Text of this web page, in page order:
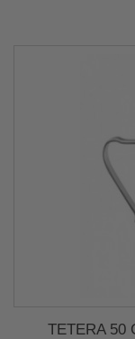
TETERA 50